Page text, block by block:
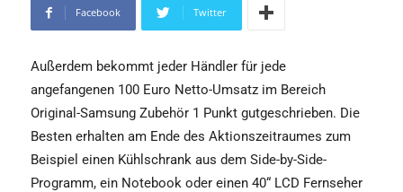
Facebook Twitter
Außerdem bekommt jeder Händler für jede
angefangenen 100 Euro Netto-Umsatz im Bereich
Original-Samsung Zubehör 1 Punkt gutgeschrieben. Die
Besten erhalten am Ende des Aktionszeitraumes zum
Beispiel einen Kühlschrank aus dem Side-by-Side-
Programm, ein Notebook oder einen 40“ LCD Fernseher